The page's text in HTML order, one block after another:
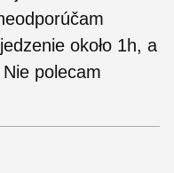
około 1h, a
polecam